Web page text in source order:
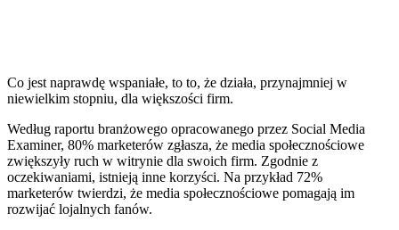
Co jest naprawdę wspaniałe, to to, że działa, przynajmniej w
niewielkim stopniu, dla większości firm.
Według raportu branżowego opracowanego przez Social Media
Examiner, 80% marketerów zgłasza, że media społecznościowe
zwiększyły ruch w witrynie dla swoich firm. Zgodnie z
oczekiwaniami, istnieją inne korzyści. Na przykład 72%
marketerów twierdzi, że media społecznościowe pomagają im
rozwijać lojalnych fanów.